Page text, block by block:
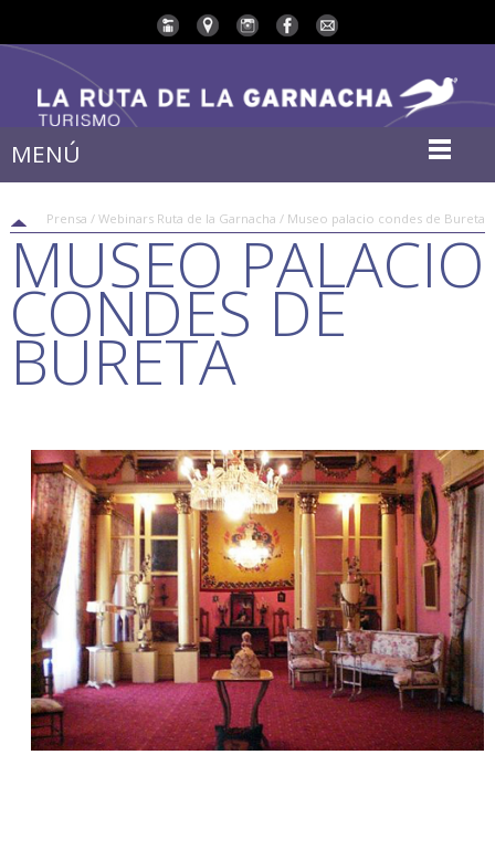
MENÚ
Prensa / Webinars Ruta de la Garnacha / Museo palacio condes de Bureta
MUSEO PALACIO
CONDES DE
BURETA